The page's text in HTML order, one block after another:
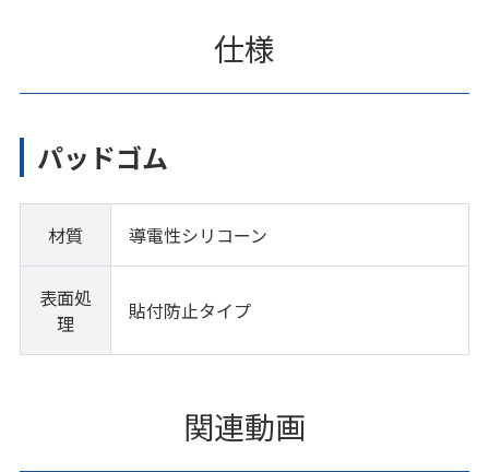
仕様
パッドゴム
材質 導電性シリコーン
表面処
理
貼付防止タイプ
関連動画